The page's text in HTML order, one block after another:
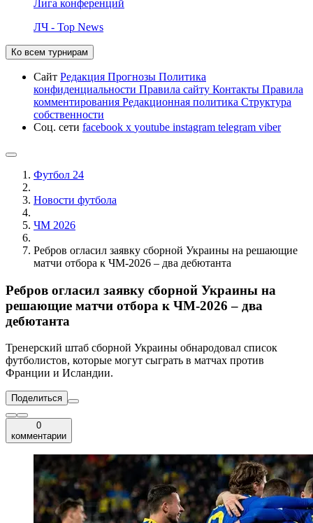
Лига конференций
ЛЧ - Top News
Ко всем турнирам
Сайт Редакция Прогнозы Политика
конфиденциальности Правила сайту Контакты Правила
комментирования Редакционная политика Структура
собственности
Соц. сети facebook x youtube instagram telegram viber
Футбол 24
Новости футбола
ЧМ 2026
Ребров огласил заявку сборной Украины на решающие
матчи отбора к ЧМ-2026 – два дебютанта
Ребров огласил заявку сборной Украины на
решающие матчи отбора к ЧМ-2026 – два
дебютанта
Тренерский штаб сборной Украины обнародовал список
футболистов, которые могут сыграть в матчах против
Франции и Исландии.
Поделиться
0
комментарии